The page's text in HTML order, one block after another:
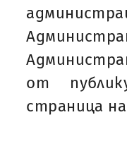
от
страница